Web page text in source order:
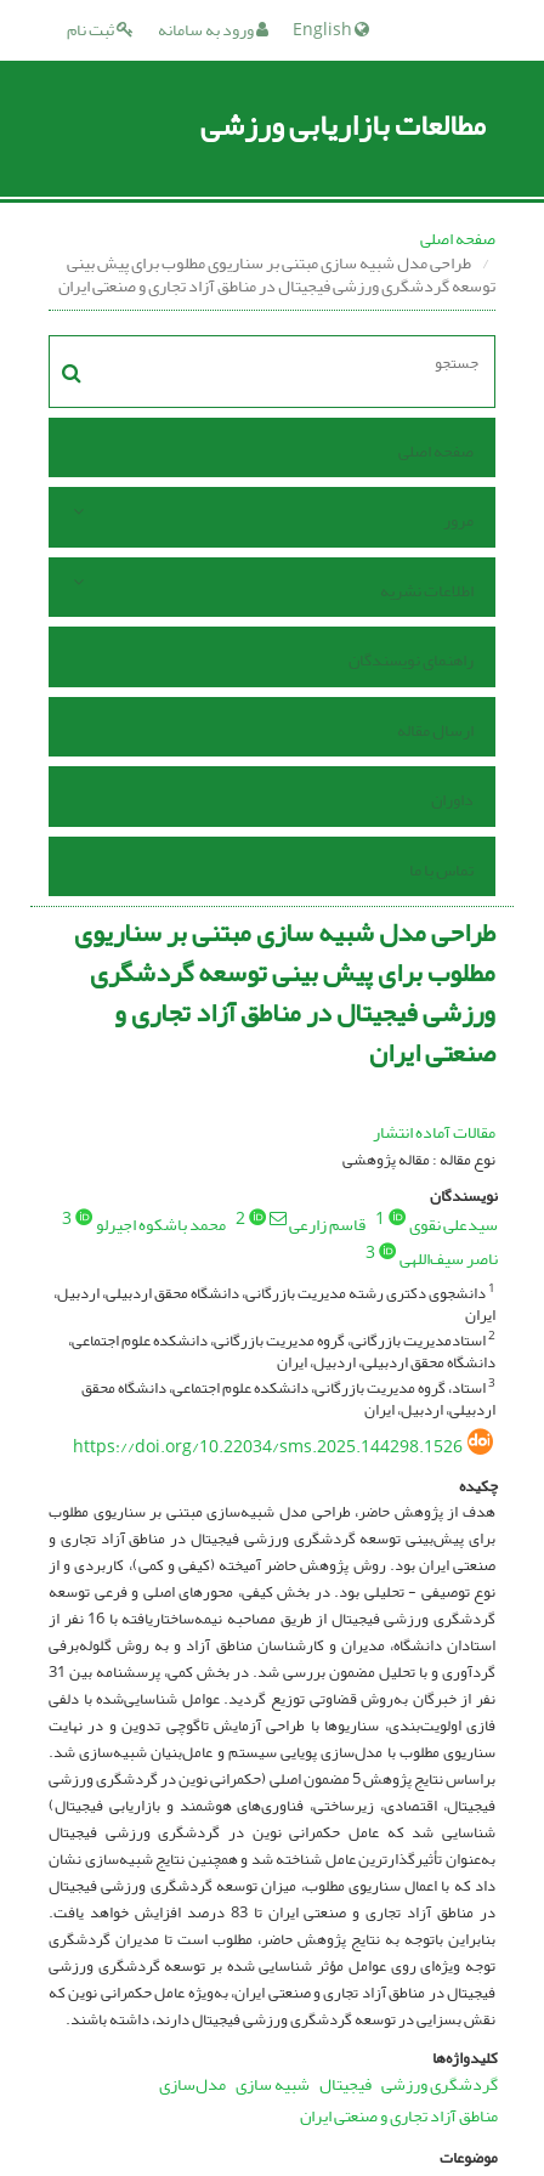
ثبت نام ورود به سامانه
مطالعات بازاریابی ورزشی
صفحه اصلی
طراحی مدل شبیه سازی مبتنی بر سناریوی مطلوب برای پیش بینی
توسعه گردشگری ورزشی فیجیتال در مناطق آزاد تجاری و صنعتی ایران
صفحه اصلی
مرور
اطلاعات نشریه
راهنمای نویسندگان
ارسال مقاله
داوران
تماس با ما
طراحی مدل شبیه سازی مبتنی بر سناریوی
مطلوب برای پیش بینی توسعه گردشگری
ورزشی فیجیتال در مناطق آزاد تجاری و
صنعتی ایران
مقالات آماده انتشار
نوع مقاله : مقاله پژوهشی
نویسندگان
سیدعلی نقوی 1 قاسم زارعی 2 محمد باشکوه اجیرلو
3
ناصر سیف‌اللهی
3
1دانشجوی دکتری رشته مدیریت بازرگانی، دانشگاه محقق اردبیلی، اردبیل،
ایران
2استادمدیریت بازرگانی، گروه مدیریت بازرگانی، دانشکده علوم اجتماعی،
دانشگاه محقق اردبیلی، اردبیل، ایران
3استاد، گروه مدیریت بازرگانی، دانشکده علوم اجتماعی، دانشگاه محقق
اردبیلی، اردبیل، ایران
https://doi.org/10.22034/sms.2025.144298.1526
چکیده
هدف از پژوهش حاضر، طراحی مدل شبیه‌سازی مبتنی بر سناریوی مطلوب
برای پیش‌بینی توسعه گردشگری ورزشی فیجیتال در مناطق آزاد تجاری و
صنعتی ایران بود. روش پژوهش حاضر آمیخته (کیفی و کمی)، کاربردی و از
نوع توصیفی - تحلیلی بود. در بخش کیفی، محورهای اصلی و فرعی توسعه
گردشگری ورزشی فیجیتال از طریق مصاحبه نیمه‌ساختاریافته با 16 نفر از
استادان دانشگاه، مدیران و کارشناسان مناطق آزاد و به روش گلوله‌برفی
گردآوری و با تحلیل مضمون بررسی شد. در بخش کمی، پرسشنامه بین 31
نفر از خبرگان به‌روش قضاوتی توزیع گردید. عوامل شناسایی‌شده با دلفی
فازی اولویت‌بندی، سناریوها با طراحی آزمایش تاگوچی تدوین و در نهایت
سناریوی مطلوب با مدل‌سازی پویایی سیستم و عامل‌بنیان شبیه‌سازی شد.
براساس نتایج پژوهش 5 مضمون اصلی (حکمرانی نوین در گردشگری ورزشی
فیجیتال، اقتصادی، زیرساختی، فناوری‌های هوشمند و بازاریابی فیجیتال)
شناسایی شد که عامل حکمرانی نوین در گردشگری ورزشی فیجیتال
به‌عنوان تأثیرگذارترین عامل شناخته شد و همچنین نتایج شبیه‌سازی نشان
داد که با اعمال سناریوی مطلوب، میزان توسعه گردشگری ورزشی فیجیتال
در مناطق آزاد تجاری و صنعتی ایران تا 83 درصد افزایش خواهد یافت.
بنابراین باتوجه به نتایج پژوهش حاضر، مطلوب است تا مدیران گردشگری
توجه ویژه‌ای روی عوامل مؤثر شناسایی شده بر توسعه گردشگری ورزشی
فیجیتال در مناطق آزاد تجاری و صنعتی ایران، به‌ویژه عامل حکمرانی نوین که
نقش بسزایی در توسعه گردشگری ورزشی فیجیتال دارند، داشته باشند.
کلیدواژه‌ها
گردشگری ورزشی فیجیتال شبیه سازی ﻣﺪلﺳﺎزی
مناطق آزاد تجاری و صنعتی ایران
موضوعات